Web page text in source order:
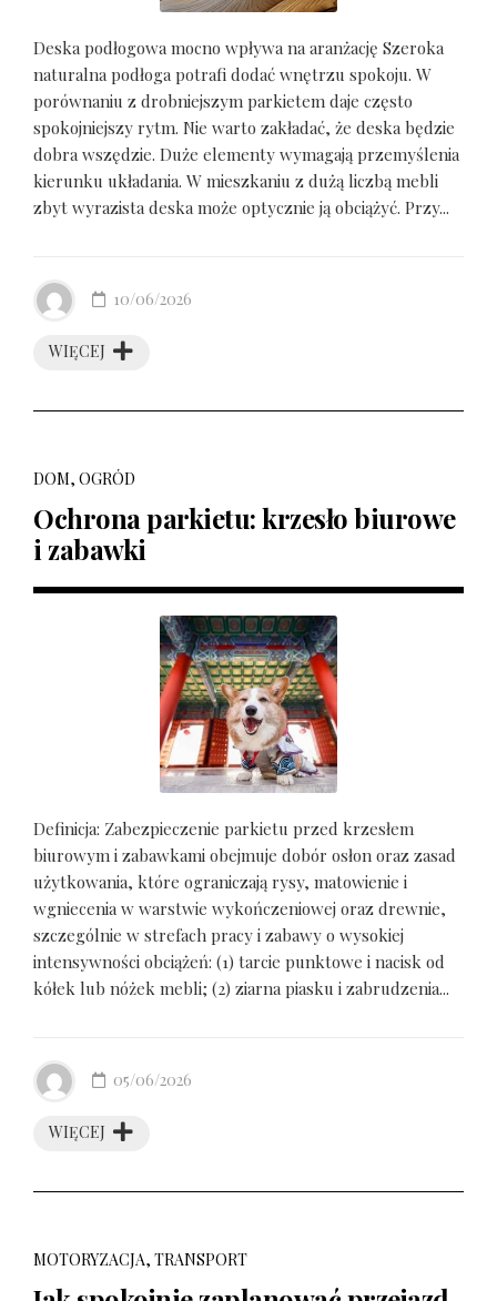
Deska podłogowa mocno wpływa na aranżację Szeroka
naturalna podłoga potrafi dodać wnętrzu spokoju. W
porównaniu z drobniejszym parkietem daje często
spokojniejszy rytm. Nie warto zakładać, że deska będzie
dobra wszędzie. Duże elementy wymagają przemyślenia
kierunku układania. W mieszkaniu z dużą liczbą mebli
zbyt wyrazista deska może optycznie ją obciążyć. Przy...
WIĘCEJ
10/06/2026
DOM, OGRÓD
Ochrona parkietu: krzesło biurowe
i zabawki
Definicja: Zabezpieczenie parkietu przed krzesłem
biurowym i zabawkami obejmuje dobór osłon oraz zasad
użytkowania, które ograniczają rysy, matowienie i
wgniecenia w warstwie wykończeniowej oraz drewnie,
szczególnie w strefach pracy i zabawy o wysokiej
intensywności obciążeń: (1) tarcie punktowe i nacisk od
kółek lub nóżek mebli; (2) ziarna piasku i zabrudzenia...
WIĘCEJ
05/06/2026
MOTORYZACJA, TRANSPORT